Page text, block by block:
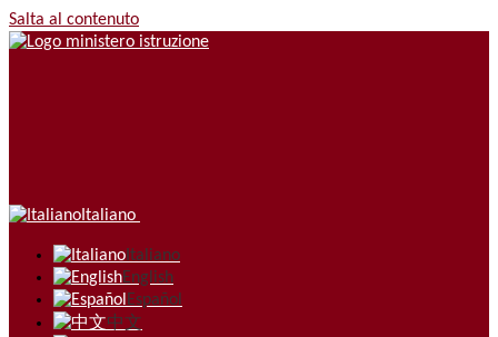
Salta al contenuto
Italiano
Italiano
English
Español
中文